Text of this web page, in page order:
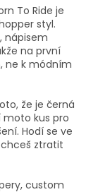
To Ride je
styl.
nápisem
na první
ne k módním
že je černá
moto kus pro
Hodí se ve
ztratit
custom